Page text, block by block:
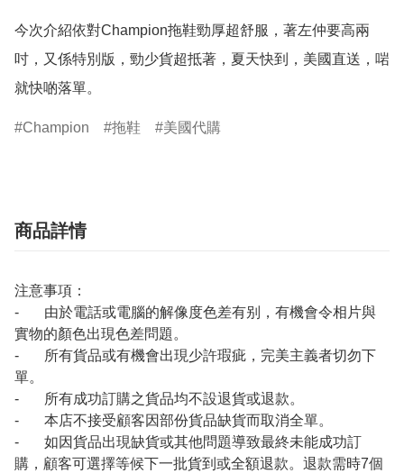
今次介紹依對Champion拖鞋勁厚超舒服，著左仲要高兩
吋，又係特別版，勁少貨超抵著，夏天快到，美國直送，啱
就快啲落單。
Champion 拖鞋 美國代購
商品詳情
注意事項：
- 由於電話或電腦的解像度色差有别，有機會令相片與
實物的顏色出現色差問題。
- 所有貨品或有機會出現少許瑕疵，完美主義者切勿下
單。
- 所有成功訂購之貨品均不設退貨或退款。
- 本店不接受顧客因部份貨品缺貨而取消全單。
- 如因貨品出現缺貨或其他問題導致最終未能成功訂
購，顧客可選擇等候下一批貨到或全額退款。退款需時7個